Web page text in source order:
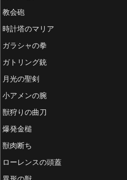
教会砲
時計塔のマリア
ガラシャの拳
ガトリング銃
月光の聖剣
小アメンの腕
獣狩りの曲刀
爆発金槌
獣肉断ち
ローレンスの頭蓋